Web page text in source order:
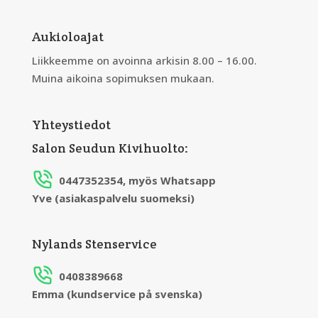
Aukioloajat
Liikkeemme on avoinna arkisin 8.00 – 16.00.
Muina aikoina sopimuksen mukaan.
Yhteystiedot
Salon Seudun Kivihuolto:
0447352354, myös Whatsapp
Yve (asiakaspalvelu suomeksi)
Nylands Stenservice
0408389668
Emma (kundservice på svenska)